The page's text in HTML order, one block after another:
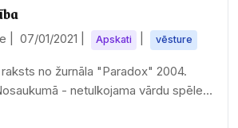
| 07/01/2021 Apskati vēsture
no žurnāla "Paradox" 2004.
- netulkojama vārdu spēle,